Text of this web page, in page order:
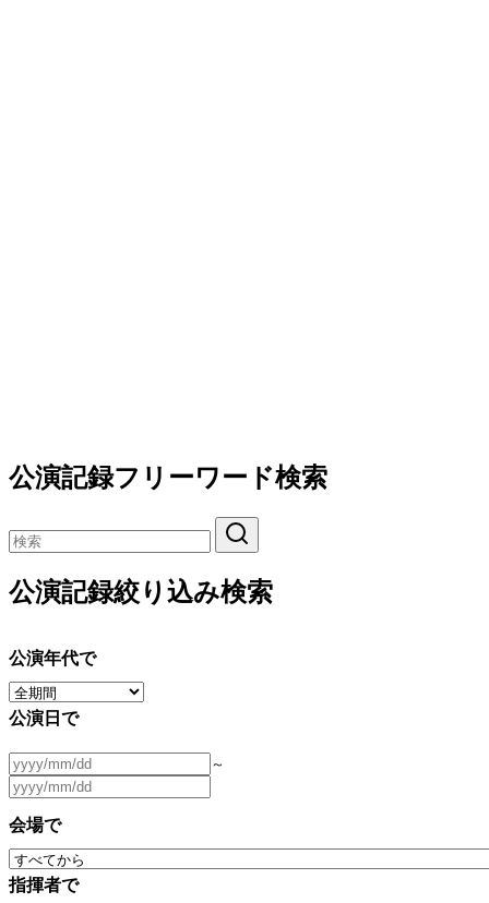
公演記録フリーワード検索
公演記録絞り込み検索
公演年代で
公演日で
～
会場で
指揮者で